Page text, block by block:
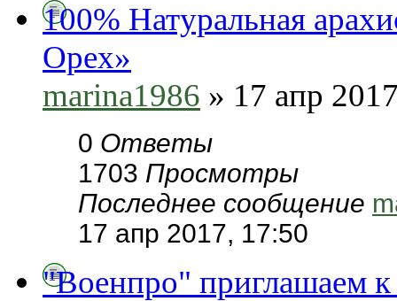
100% Натуральная
Орех»
marina1986 » 17 апр
0 Ответы
1703 Просмотры
Последнее сообщение
17 апр 2017, 17:50
"Военпро" приглашаем к